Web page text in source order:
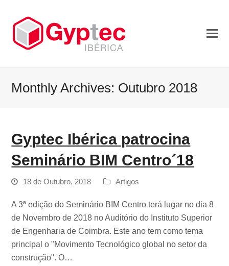
Monthly Archives: Outubro 2018
Gyptec Ibérica patrocina
Seminário BIM Centro´18
18 de Outubro, 2018 Artigos
A 3ª edição do Seminário BIM Centro terá lugar no dia 8
de Novembro de 2018 no Auditório do Instituto Superior
de Engenharia de Coimbra. Este ano tem como tema
principal o "Movimento Tecnológico global no setor da
construção". O…